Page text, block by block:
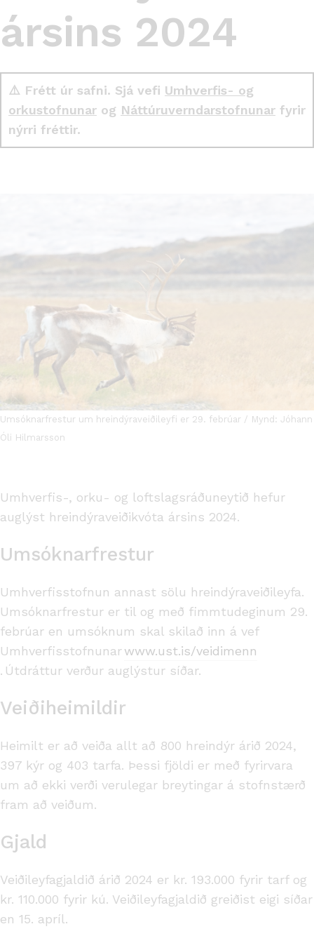
ársins 2024
⚠️ Frétt úr safni. Sjá vefi Umhverfis- og
orkustofnunar og Náttúruverndarstofnunar fyrir
nýrri fréttir.
Umsóknarfrestur um hreindýraveiðileyfi er 29. febrúar / Mynd: Jóhann
Óli Hilmarsson
Umhverfis-, orku- og loftslagsráðuneytið hefur
auglýst hreindýraveiðikvóta ársins 2024.
Umsóknarfrestur
Umhverfisstofnun annast sölu hreindýraveiðileyfa.
Umsóknarfrestur er til og með fimmtudeginum 29.
febrúar en umsóknum skal skilað inn á vef
Umhverfisstofnunarwww.ust.is/veidimenn
. Útdráttur verður auglýstur síðar.
Veiðiheimildir
Heimilt er að veiða allt að 800 hreindýr árið 2024,
397 kýr og 403 tarfa. Þessi fjöldi er með fyrirvara
um að ekki verði verulegar breytingar á stofnstærð
fram að veiðum.
Gjald
Veiðileyfagjaldið árið 2024 er kr. 193.000 fyrir tarf og
kr. 110.000 fyrir kú. Veiðileyfagjaldið greiðist eigi síðar
en 15. apríl.